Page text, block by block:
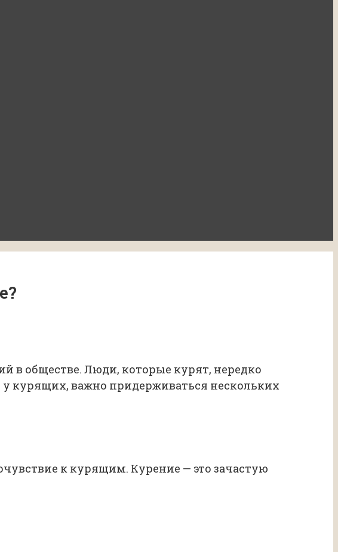
в обществе. Люди, которые курят, нередко
курящих, важно придерживаться нескольких
к курящим. Курение — это зачастую